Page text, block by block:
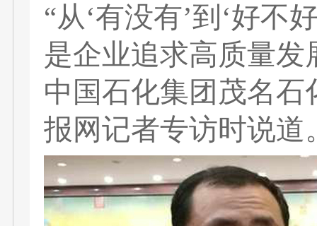
“从‘有没有’到‘好不
是企业追求高质量发
中国石化集团茂名
报网记者专访时说道